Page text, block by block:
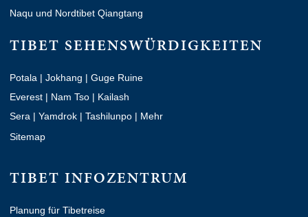
Naqu und Nordtibet Qiangtang
TIBET SEHENSWÜRDIGKEITEN
Potala | Jokhang | Guge Ruine
Everest | Nam Tso | Kailash
Sera | Yamdrok | Tashilunpo | Mehr
Sitemap
TIBET INFOZENTRUM
Planung für Tibetreise